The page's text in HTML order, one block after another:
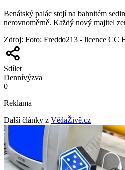
Benátský palác stojí na bahnitém
nerovnoměrně. Každý nový majitel
Zdroj: Foto: Freddo213 - licence CC
Sdílet
Dennívýzva
0
Reklama
Další články z VědaŽivě.cz